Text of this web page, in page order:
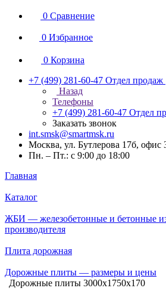
0 Сравнение
0 Избранное
0 Корзина
+7 (499) 281-60-47 Отдел продаж
Назад
Телефоны
+7 (499) 281-60-47 Отдел
Заказать звонок
int.smsk@smartmsk.ru
Москва, ул. Бутлерова 17б, офис
Пн. – Пт.: с 9:00 до 18:00
Главная
Каталог
ЖБИ — железобетонные и бетонные
производителя
Плита дорожная
Дорожные плиты — размеры и цены
Дорожные плиты 3000х1750х170